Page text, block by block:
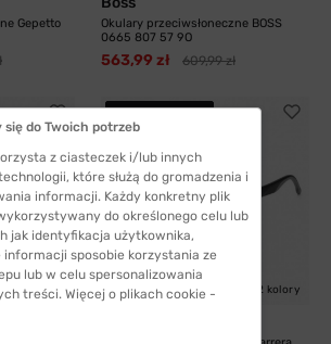
Gepetto
Okulary przeciwsłoneczne BOSS
0665 807 57 9O
563,99 zł 609,99 zł
2 kolory
PRZYMIERZ
-21% WYSYŁKA 24H 2 kolory
się do Twoich potrzeb
z ciasteczek i/lub innych
które służą do gromadzenia i
informacji. Każdy konkretny plik
do określonego celu lub
jak identyfikacja użytkownika,
informacji sposobie korzystania ze
lub w celu spersonalizowania
treści. Więcej o plikach cookie -